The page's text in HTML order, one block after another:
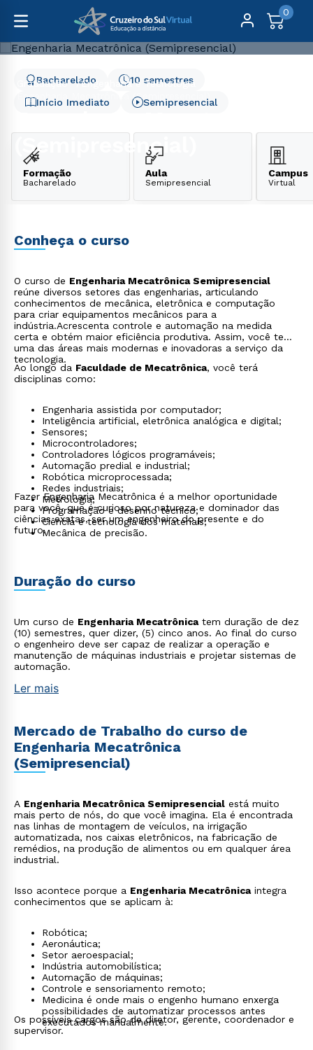
0
Graduação
Engenharia e Tecnologia
Engenharia Mecatrônica (Semipresencial)
(Semipresencial)
Início Imediato
10 semestres
Bacharelado
Semipresencial
Formação
Bacharelado
Aula
Semipresencial
Campus
Virtual
Conheça o curso
O curso de Engenharia Mecatrônica Semipresencial
reúne diversos setores das engenharias, articulando
conhecimentos de mecânica, eletrônica e computação
para criar equipamentos mecânicos para a
indústria.Acrescenta controle e automação na medida
certa e obtém maior eficiência produtiva. Assim, você tem
uma das áreas mais modernas e inovadoras a serviço da
tecnologia.
Ao longo da Faculdade de Mecatrônica, você terá
disciplinas como:
Engenharia assistida por computador;
Inteligência artificial, eletrônica analógica e digital;
Sensores;
Microcontroladores;
Controladores lógicos programáveis;
Automação predial e industrial;
Robótica microprocessada;
Redes industriais;
Metrologia;
Programação e desenho técnico;
Ciência e tecnologia dos materiais;
Mecânica de precisão.
Fazer Engenharia Mecatrônica é a melhor oportunidade
para você, que é curioso por natureza e dominador das
ciências exatas, ser um engenheiro do presente e do
futuro.
Duração do curso
Um curso de Engenharia Mecatrônicatem duração de dez
(10) semestres, quer dizer, (5) cinco anos. Ao final do curso
o engenheiro deve ser capaz de realizar a operação e
manutenção de máquinas industriais e projetar sistemas de
automação.
Ler mais
Mercado de Trabalho do curso de
Engenharia Mecatrônica
(Semipresencial)
A Engenharia Mecatrônica Semipresencial está muito
mais perto de nós, do que você imagina. Ela é encontrada
nas linhas de montagem de veículos, na irrigação
automatizada, nos caixas eletrônicos, na fabricação de
remédios, na produção de alimentos ou em qualquer área
industrial.
Isso acontece porque a Engenharia Mecatrônicaintegra
conhecimentos que se aplicam à:
Robótica;
Aeronáutica;
Setor aeroespacial;
Indústria automobilística;
Automação de máquinas;
Controle e sensoriamento remoto;
Medicina é onde mais o engenho humano enxerga
possibilidades de automatizar processos antes
executados manualmente.
Os possíveis cargos são de diretor, gerente, coordenador e
supervisor.